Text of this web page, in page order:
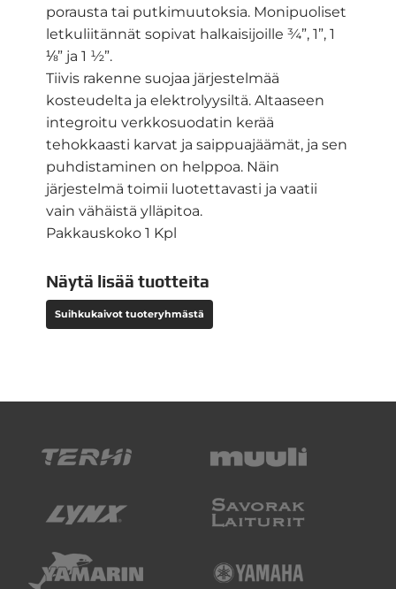
porausta tai putkimuutoksia. Monipuoliset
letkuliitännät sopivat halkaisijoille ¾”, 1”, 1
⅛” ja 1 ½”.
Tiivis rakenne suojaa järjestelmää
kosteudelta ja elektrolyysiltä. Altaaseen
integroitu verkkosuodatin kerää
tehokkaasti karvat ja saippuajäämät, ja sen
puhdistaminen on helppoa. Näin
järjestelmä toimii luotettavasti ja vaatii
vain vähäistä ylläpitoa.
Pakkauskoko 1 Kpl
Näytä lisää tuotteita
Suihkukaivot tuoteryhmästä